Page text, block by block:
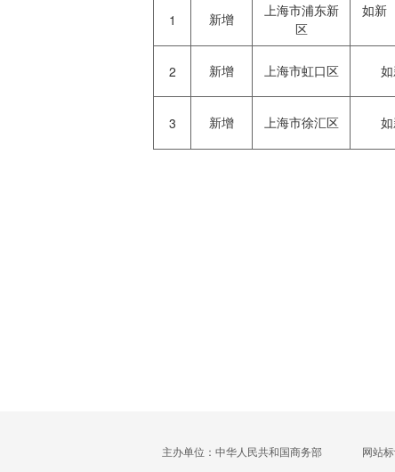
1 新增
上海市浦东新
区
如新
2 新增 上海市虹口区
3 新增 上海市徐汇区
主办单位：中华人民共和国商务部 网站